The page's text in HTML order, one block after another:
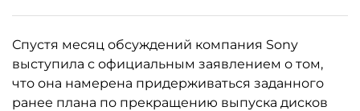
Спустя месяц обсуждений компания Sony
выступила с официальным заявлением о том,
что она намерена придерживаться заданного
ранее плана по прекращению выпуска дисков